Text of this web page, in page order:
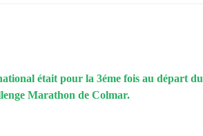
était pour la 3éme fois au départ du
Marathon de Colmar.